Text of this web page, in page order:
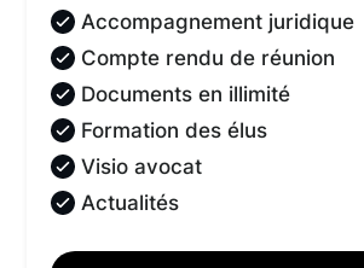
Accompagnement juridique
Compte rendu de réunion
Documents en illimité
Formation des élus
Visio avocat
Actualités